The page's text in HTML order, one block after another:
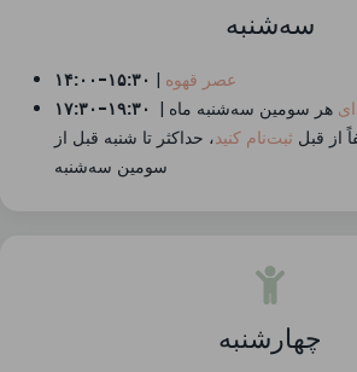
سه‌شنبه
۱۴:۰۰-۱۵:۳۰ | عصر قهوه
۱۷:۳۰-۱۹:۳۰ | هر سومین سه‌شنبه ماه
ثبت‌نام کنید، حداکثر تا شنبه قبل از
سومین سه‌شنبه
چهارشنبه